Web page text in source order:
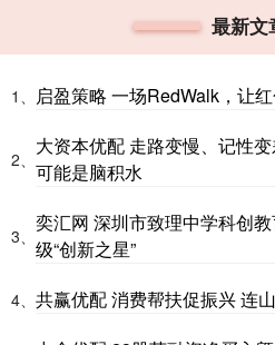
最新文
1、 启盈策略 一场RedWalk，让
2、
大资本优配 走路变慢、记性变
可能是脑积水
3、
奕汇网 深圳市致理中学科创
级“创新之星”
4、 共赢优配 消费帮扶促振兴 连